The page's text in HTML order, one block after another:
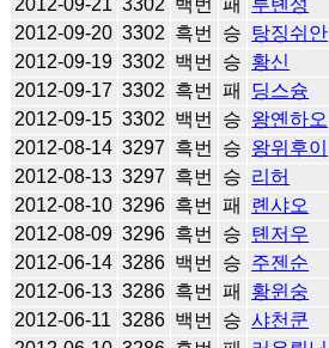
2012-09-20 3302 흑번 승 탕징쉬안
2012-09-19 3302 백번 승 황신
2012-09-17 3302 흑번 패 딩스슝
2012-09-15 3302 백번 승 왕옌하오
2012-08-14 3297 흑번 승 왕위후이
2012-08-13 3297 흑번 승 리허
2012-08-10 3296 흑번 패 롄샤오
2012-08-09 3296 흑번 승 톈저우
2012-06-14 3286 백번 승 주젠순
2012-06-13 3286 흑번 패 황윈숭
2012-06-11 3286 백번 승 샤천쿤